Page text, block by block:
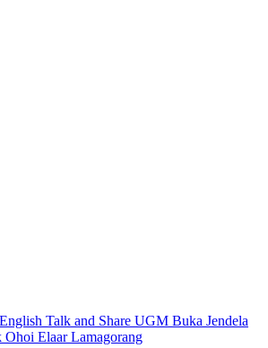
English Talk and Share UGM Buka Jendela
Elaar Lamagorang